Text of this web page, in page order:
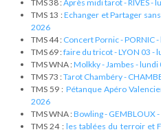
TMS 38 :Après midi tarot - RIVES -
TMS 13 :Echanger et Partager
2026
TMS 44 : Concert Pornic - PORNIC
TMS 69 :faire du tricot - LYON 03 -
TMS WNA :Molkky - Jambes -
TMS 73 :Tarot Chambéry -
TMS 59 : Pétanque Apéro
2026
TMS WNA :Bowling - GEMBLOUX
TMS 24 : les tablées du terroir et